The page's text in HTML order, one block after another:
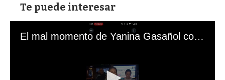
Te puede interesar
El mal momento de Yanina Gasañol con un hincha argentino en "Subrayado"